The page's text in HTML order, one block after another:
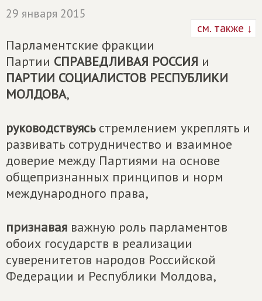
29 января 2015
см. также ↓
Парламентские фракции
Партии СПРАВЕДЛИВАЯ РОССИЯ и
ПАРТИИ СОЦИАЛИСТОВ РЕСПУБЛИКИ
МОЛДОВА,
руководствуясьстремлением укреплять и
развивать сотрудничество и взаимное
доверие между Партиями на основе
общепризнанных принципов и норм
международного права,
признавая важную роль парламентов
обоих государств в реализации
суверенитетов народов Российской
Федерации и Республики Молдова,